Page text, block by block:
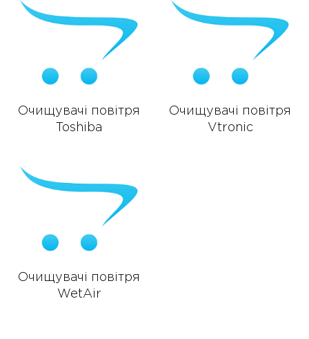
Очищувачі повітря
Toshiba
Очищувачі повітря
Vtronic
Очищувачі повітря
WetAir